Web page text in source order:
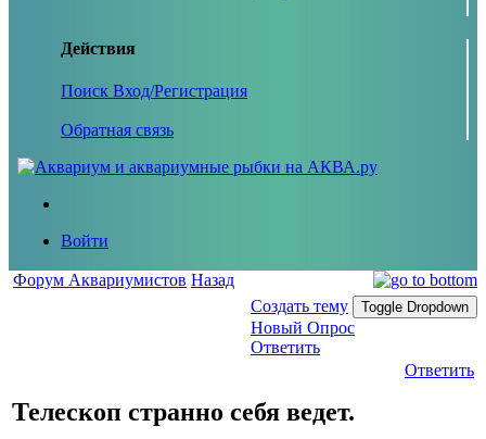
Действия
Поиск Вход/Регистрация
Обратная связь
Войти
Форум Аквариумистов Назад
Создать тему
Toggle Dropdown
Новый Опрос
Ответить
Ответить
Телескоп странно себя ведет.